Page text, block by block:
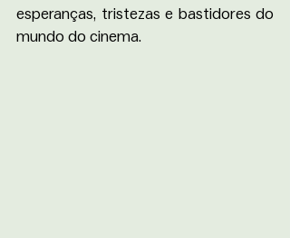
esperanças, tristezas e bastidores do
mundo do cinema.